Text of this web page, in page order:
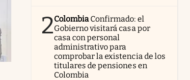
2Colombia Confirmado: el
Gobierno visitará casa por
casa con personal
administrativo para
comprobar la existencia de los
titulares de pensiones en
Colombia